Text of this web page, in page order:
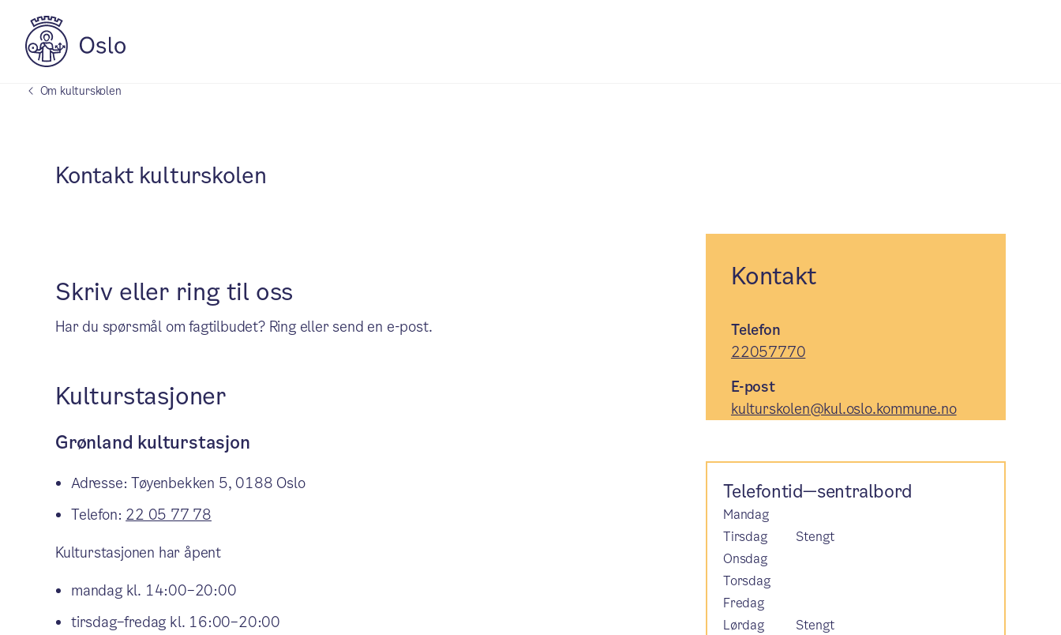
Om kulturskolen
Kontakt kulturskolen
Skriv eller ring til oss
Har du spørsmål om fagtilbudet? Ring eller send en e-post.
Kulturstasjoner
Grønland kulturstasjon
Adresse: Tøyenbekken 5, 0188 Oslo
Telefon: 22 05 77 78
Kulturstasjonen har åpent
mandag kl. 14:00–20:00
tirsdag–fredag kl. 16:00–20:00
Kontakt
Telefon
22057770
E-post
kulturskolen@kul.oslo.kommune.no
Telefontid—sentralbord
Mandag
Tirsdag
Stengt
Onsdag
Torsdag
Fredag
Lørdag
Stengt